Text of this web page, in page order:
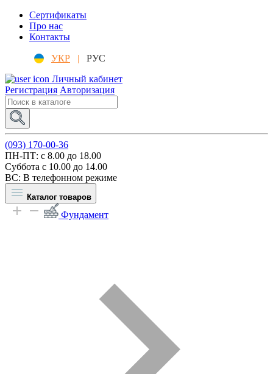
Сертификаты
Про нас
Контакты
УКР |
РУС
Личный кабинет
Регистрация Авторизация
(093) 170-00-36
ПН-ПТ: c 8.00 до 18.00
Суббота с 10.00 до 14.00
ВС: В телефонном режиме
Каталог товаров
Фундамент